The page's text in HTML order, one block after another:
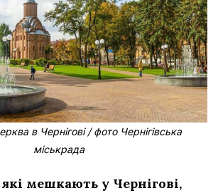
в Чернігові / фото Чернігівська
міськрада
мешкають у Чернігові,